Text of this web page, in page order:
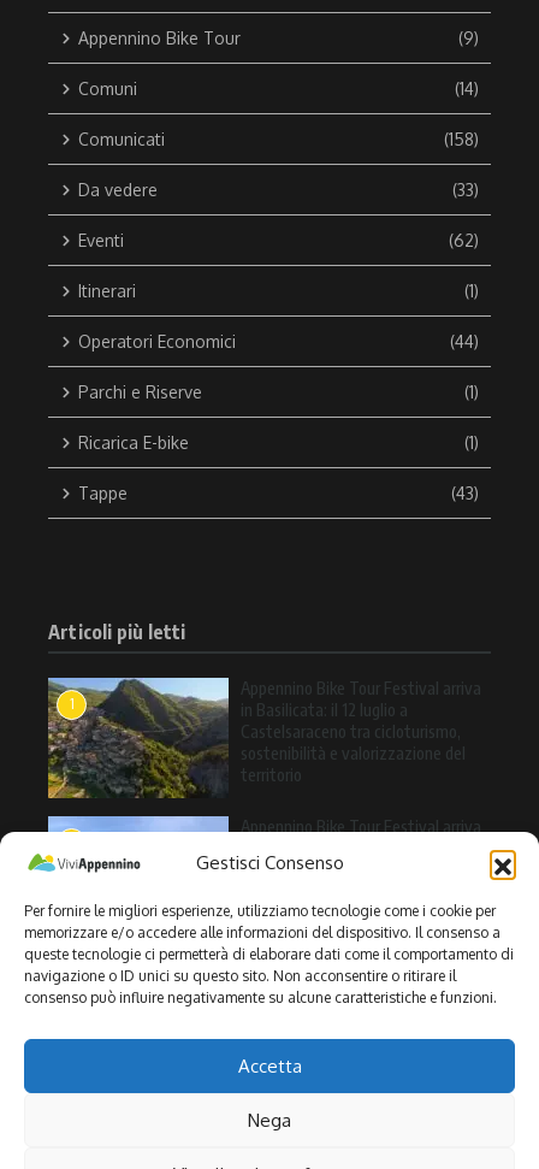
Gestisci Consenso
Per fornire le migliori esperienze, utilizziamo tecnologie come i cookie per
memorizzare e/o accedere alle informazioni del dispositivo. Il consenso a
queste tecnologie ci permetterà di elaborare dati come il comportamento di
navigazione o ID unici su questo sito. Non acconsentire o ritirare il
consenso può influire negativamente su alcune caratteristiche e funzioni.
Accetta
Nega
Appennino Bike Tour (9)
Comuni (14)
Comunicati (158)
Da vedere (33)
Eventi (62)
Itinerari (1)
Operatori Economici (44)
Parchi e Riserve (1)
Ricarica E-bike (1)
Tappe (43)
Articoli più letti
1
Appennino Bike Tour Festival arriva
in Basilicata: il 12 luglio a
Castelsaraceno tra cicloturismo,
sostenibilità e valorizzazione del
territorio
Appennino Bike Tour Festival arriva
giornata tra cicloturismo, natura e
3
Il 10 luglio Appennino Bike Tour
Festival 2026 arriva a Carovilli (IS):
cicloturismo, sostenibilità e